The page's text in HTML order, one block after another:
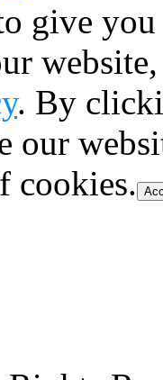
give
. By
our
cookies.